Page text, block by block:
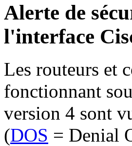
Alerte de
l'interface
Les routeurs et
fonctionnant
version 4 sont
(DOS = Denial